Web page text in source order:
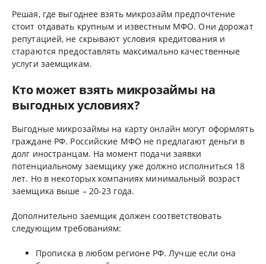
Решая, где выгоднее взять микрозайм предпочтение
стоит отдавать крупным и известным МФО. Они дорожат
репутацией, не скрывают условия кредитования и
стараются предоставлять максимально качественные
услуги заемщикам.
Кто может взять микрозаймы на
выгодных условиях?
Выгодные микрозаймы на карту онлайн могут оформлять
граждане РФ. Российские МФО не предлагают деньги в
долг иностранцам. На момент подачи заявки
потенциальному заемщику уже должно исполниться 18
лет. Но в некоторых компаниях минимальный возраст
заемщика выше – 20-23 года.
Дополнительно заемщик должен соответствовать
следующим требованиям:
Прописка в любом регионе РФ. Лучше если она